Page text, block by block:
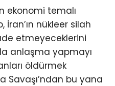
ekonomi temalı
nükleer silah
etmeyeceklerini
anlaşma yapmayı
öldürmek
Savaşı’ndan bu yana